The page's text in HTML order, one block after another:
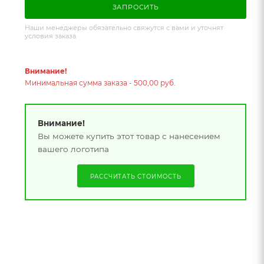
ЗАПРОСИТЬ
Наши менеджеры обязательно свяжутся с вами и уточнят
условия заказа
Внимание!
Минимальная сумма заказа - 500,00 руб.
Внимание!
Вы можете купить этот товар с нанесением
вашего логотипа
РАССЧИТАТЬ СТОИМОСТЬ